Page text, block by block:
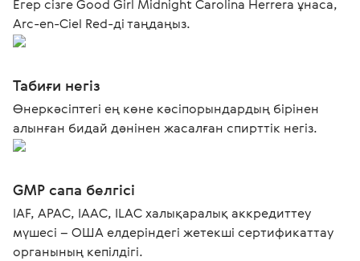
Егер сізге Good Girl Midnight Carolina Herrera ұнаса,
Arc-en-Ciel Red-ді таңдаңыз.
Табиғи негіз
Өнеркәсіптегі ең көне кәсіпорындардың бірінен
алынған бидай дәнінен жасалған спирттік негіз.
GMP сапа белгісі
IAF, APAC, IAAC, ILAC халықаралық аккредиттеу
мүшесі – ОША елдеріндегі жетекші сертификаттау
органының кепілдігі.